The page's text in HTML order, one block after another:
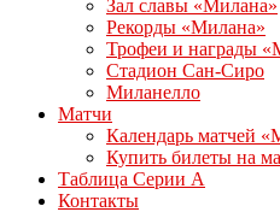
Зал славы «Милана»
Рекорды «Милана»
Трофеи и награды
Стадион Сан-Сиро
Миланелло
Матчи
Календарь матчей
Купить билеты на
Таблица Серии А
Контакты